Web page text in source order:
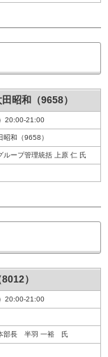
昭和（9658）
20:00-21:00
昭和（9658）
ループ管理統括 上原 仁 氏
）
20:00-21:00
部長 半羽 一裕 氏